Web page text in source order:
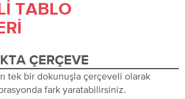
TABLO
ÇERÇEVE
tek bir dokunuşla çerçeveli olarak
fark yaratabilirsiniz.